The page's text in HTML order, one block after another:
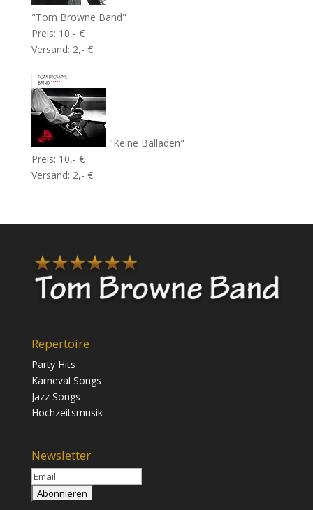
"Tom Browne Band"
Preis: 10,- €
Versand: 2,- €
"Keine Balladen"
Preis: 10,- €
Versand: 2,- €
Repertoire
Party Hits
Karneval Songs
Jazz Songs
Hochzeitsmusik
Newsletter